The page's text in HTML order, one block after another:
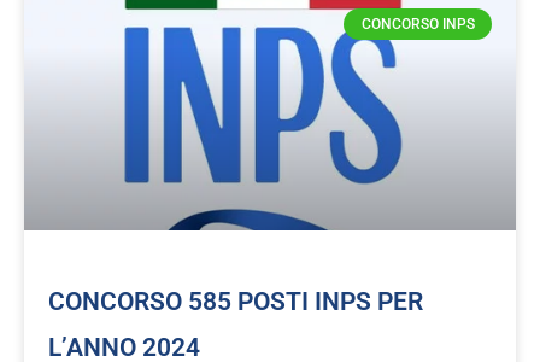
CONCORSO INPS
CONCORSO 585 POSTI INPS PER
L’ANNO 2024